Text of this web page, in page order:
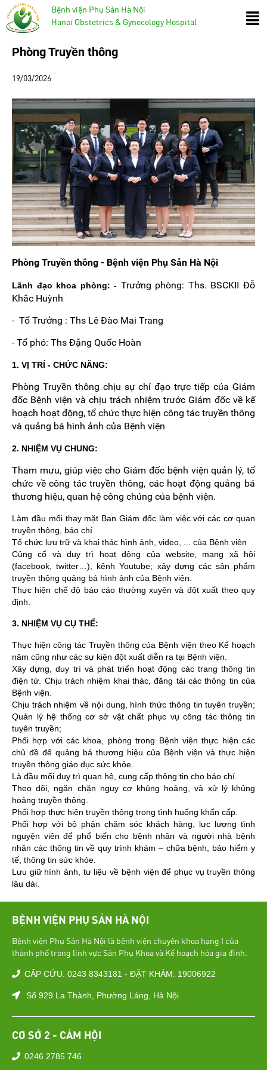
Bệnh viện Phụ Sản Hà Nội
Hanoi Obstetrics & Gynecology Hospital
Phòng Truyền thông
19/03/2026
Phòng Truyền thông - Bệnh viện Phụ Sản Hà Nội
Lãnh đạo khoa phòng: - Trưởng phòng: Ths. BSCKII Đỗ
Khắc Huỳnh
- Tổ Trưởng : Ths Lê Đào Mai Trang
- Tổ phó: Ths Đặng Quốc Hoàn
1. VỊ TRÍ - CHỨC NĂNG:
Phòng Truyền thông chịu sự chỉ đạo trực tiếp của Giám
đốc Bệnh viện và chịu trách nhiệm trước Giám đốc về kế
hoạch hoạt động, tổ chức thực hiện công tác truyền thông
và quảng bá hình ảnh của Bệnh viện
2. NHIỆM VỤ CHUNG:
Tham mưu, giúp việc cho Giám đốc bệnh viện quản lý, tổ
chức về công tác truyền thông, các hoạt động quảng bá
thương hiệu, quan hệ công chúng của bệnh viện.
Làm đầu mối thay mặt Ban Giám đốc làm việc với các cơ quan
truyền thông, báo chí
Tổ chức lưu trữ và khai thác hình ảnh, video, ... của Bệnh viện
Củng cố và duy trì hoạt động của website, mạng xã hội
(facebook, twitter…), kênh Youtube; xây dựng các sản phẩm
truyền thông quảng bá hình ảnh của Bệnh viện.
Thực hiện chế độ báo cáo thường xuyên và đột xuất theo quy
định.
3. NHIỆM VỤ CỤ THỂ:
Thực hiện công tác Truyền thông của Bệnh viện theo Kế hoạch
năm cũng như các sự kiện đột xuất diễn ra tại Bệnh viện.
Xây dựng, duy trì và phát triển hoạt động các trang thông tin
điện tử. Chịu trách nhiệm khai thác, đăng tải các thông tin của
Bệnh viện.
Chịu trách nhiệm về nội dung, hình thức thông tin tuyên truyền;
Quản lý hệ thống cơ sở vật chất phục vụ công tác thông tin
tuyên truyền;
Phối hợp với các khoa, phòng trong Bệnh viện thực hiện các
chủ đề để quảng bá thương hiệu của Bệnh viện và thực hiện
truyền thông giáo dục sức khỏe.
Là đầu mối duy trì quan hệ, cung cấp thông tin cho báo chí.
Theo dõi, ngăn chặn nguy cơ khủng hoảng, và xử lý khủng
hoảng truyền thông.
Phối hợp thực hiện truyền thông trong tình huống khẩn cấp.
Phối hợp với bộ phận chăm sóc khách hàng, lực lượng tình
nguyện viên để phổ biến cho bệnh nhân và người nhà bệnh
nhân các thông tin về quy trình khám – chữa bệnh, bảo hiểm y
tế, thông tin sức khỏe.
Lưu giữ hình ảnh, tư liệu về bệnh viện để phục vụ truyền thông
lâu dài.
BỆNH VIỆN PHỤ SẢN HÀ NỘI
Bệnh viện Phụ Sản Hà Nội là bệnh viện chuyên khoa hạng I của
thành phố trong lĩnh vực Sản Phụ Khoa và Kế hoạch hóa gia đình.
CẤP CỨU: 0243 8343181 - ĐẶT KHÁM: 19006922
Số 929 La Thành, Phường Láng, Hà Nội
CƠ SỞ 2 - CẢM HỘI
0246 2785 746